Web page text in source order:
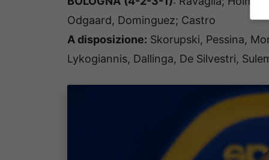
Odgaard, Dominguez; Castro
A disposizione: Skorupski, Pessina,
Lykogiannis, Dallinga, De Silvestri,